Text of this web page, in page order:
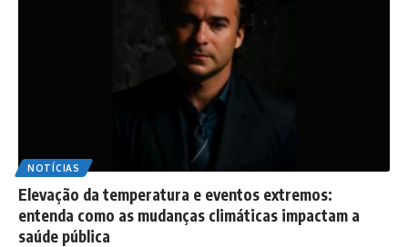
NOTÍCIAS
Elevação da temperatura e eventos extremos:
entenda como as mudanças climáticas impactam a
saúde pública